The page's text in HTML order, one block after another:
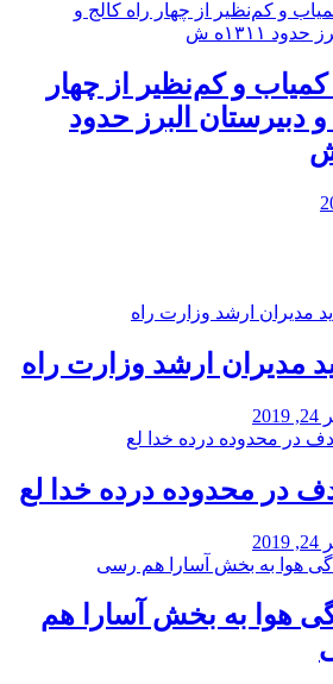
و کم‌نظیر از چهار
و دبيرستان البرز حدود
مدیران ارشد وزارت راه
در محدوده درده خدا لع
هوا به بخش آسارا هم